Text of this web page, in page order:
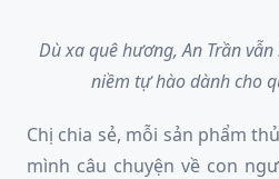
Dù xa quê hương, An Trần
niềm tự hào dành cho
Chị chia sẻ, mỗi sản phẩm
mình câu chuyện về con